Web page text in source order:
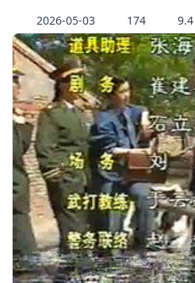
2026-05-03 174 9.4